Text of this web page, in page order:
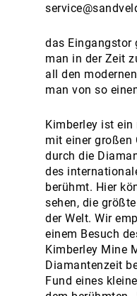
das Eingangstor
man in der Zeit
all den
man von so
Kimberley ist
mit einer großen
durch die
des
berühmt. Hier
sehen, die
der Welt. Wir
einem Besuch
Kimberley Mine
Diamantenzeit
Fund eines